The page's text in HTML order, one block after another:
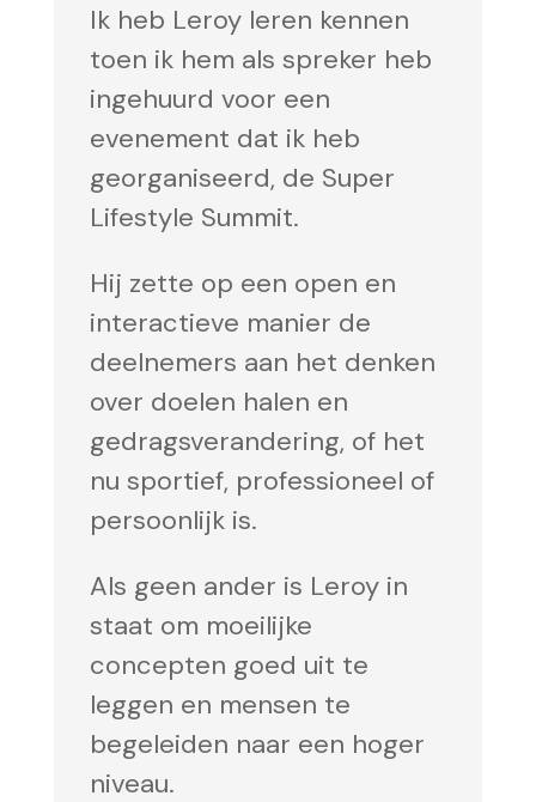
Ik heb Leroy leren kennen
toen ik hem als spreker heb
ingehuurd voor een
evenement dat ik heb
georganiseerd, de Super
Lifestyle Summit.
Hij zette op een open en
interactieve manier de
deelnemers aan het denken
over doelen halen en
gedragsverandering, of het
nu sportief, professioneel of
persoonlijk is.
Als geen ander is Leroy in
staat om moeilijke
concepten goed uit te
leggen en mensen te
begeleiden naar een hoger
niveau.